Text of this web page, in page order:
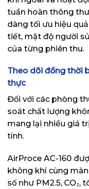
tuần hoàn thông
dàng tối ưu hiệu
tiết, mật độ người
của từng phiên thu.
Theo dõi đồng thời
thực
Đối với các phòng
soát chất lượng
mang lại nhiều giá
tính.
AirProce AC-160
không khí cùng
số như PM2.5, CO₂,